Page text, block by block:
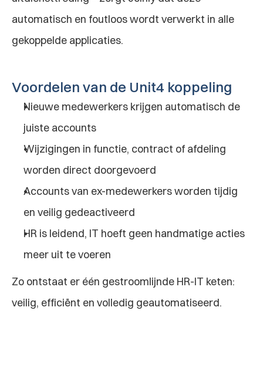
automatisch en foutloos wordt verwerkt in alle
gekoppelde applicaties.
Voordelen van de Unit4 koppeling
Nieuwe medewerkers krijgen automatisch de
juiste accounts
Wijzigingen in functie, contract of afdeling
worden direct doorgevoerd
Accounts van ex-medewerkers worden tijdig
en veilig gedeactiveerd
HR is leidend, IT hoeft geen handmatige acties
meer uit te voeren
Zo ontstaat er één gestroomlijnde HR-IT keten:
veilig, efficiënt en volledig geautomatiseerd.